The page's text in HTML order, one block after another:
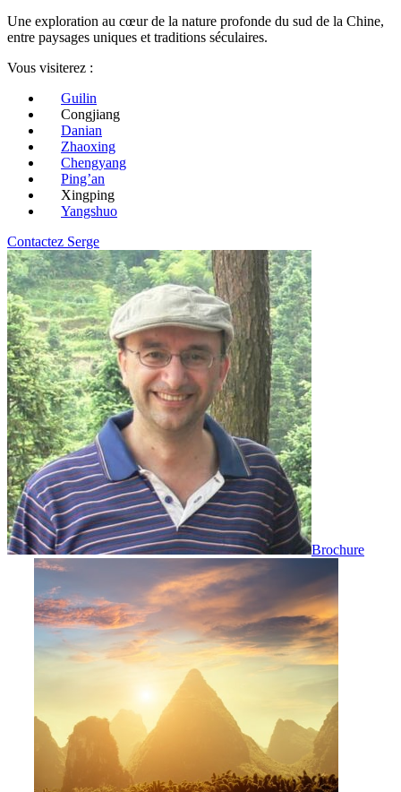
Une exploration au cœur de la nature profonde du sud de la Chine,
entre paysages uniques et traditions séculaires.
Vous visiterez :
Guilin
Congjiang
Danian
Zhaoxing
Chengyang
Ping’an
Xingping
Yangshuo
Contactez Serge
Brochure